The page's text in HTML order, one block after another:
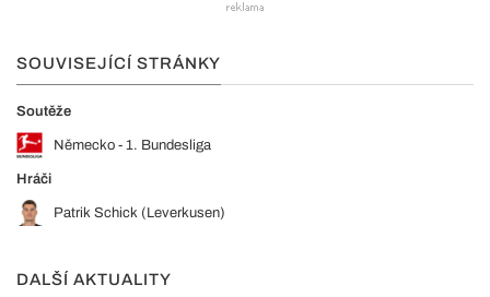
SOUVISEJÍCÍ STRÁNKY
Soutěže
Německo - 1. Bundesliga
Hráči
Patrik Schick (Leverkusen)
DALŠÍ AKTUALITY